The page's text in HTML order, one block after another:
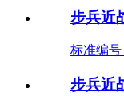
步兵近
标准编号
步兵近